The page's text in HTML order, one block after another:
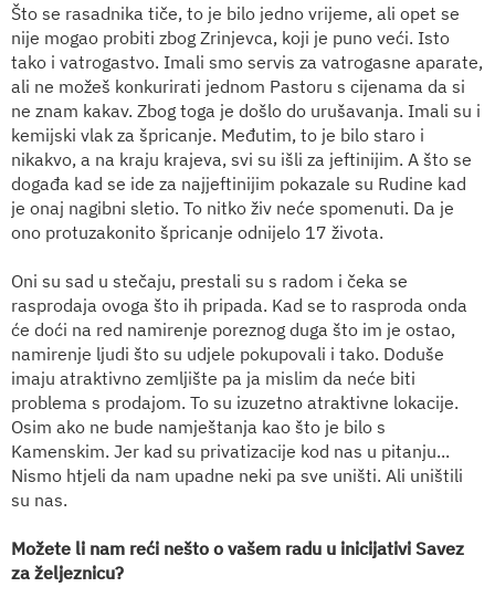
Što se rasadnika tiče, to je bilo jedno vrijeme, ali opet se
nije mogao probiti zbog Zrinjevca, koji je puno veći. Isto
tako i vatrogastvo. Imali smo servis za vatrogasne aparate,
ali ne možeš konkurirati jednom Pastoru s cijenama da si
ne znam kakav. Zbog toga je došlo do urušavanja. Imali su i
kemijski vlak za špricanje. Međutim, to je bilo staro i
nikakvo, a na kraju krajeva, svi su išli za jeftinijim. A što se
događa kad se ide za najjeftinijim pokazale su Rudine kad
je onaj nagibni sletio. To nitko živ neće spomenuti. Da je
ono protuzakonito špricanje odnijelo 17 života.
Oni su sad u stečaju, prestali su s radom i čeka se
rasprodaja ovoga što ih pripada. Kad se to rasproda onda
će doći na red namirenje poreznog duga što im je ostao,
namirenje ljudi što su udjele pokupovali i tako. Doduše
imaju atraktivno zemljište pa ja mislim da neće biti
problema s prodajom. To su izuzetno atraktivne lokacije.
Osim ako ne bude namještanja kao što je bilo s
Kamenskim. Jer kad su privatizacije kod nas u pitanju...
Nismo htjeli da nam upadne neki pa sve uništi. Ali uništili
su nas.
Možete li nam reći nešto o vašem radu u inicijativi Savez
za željeznicu?